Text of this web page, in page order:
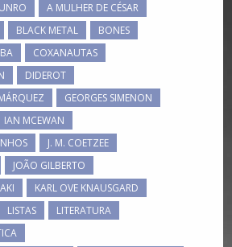
A MULHER DE CÉSAR
BLACK METAL
BONES
COXANAUTAS
DIDEROT
GEORGES SIMENON
IAN MCEWAN
J. M. COETZEE
JOÃO GILBERTO
KARL OVE KNAUSGARD
LISTAS
LITERATURA